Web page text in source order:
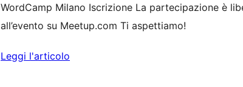
WordCamp Milano Iscrizione La partecipazione è
all’evento su Meetup.com Ti aspettiamo!
Leggi l'articolo